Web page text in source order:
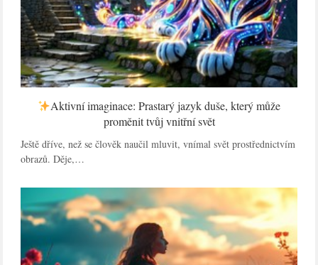
Aktivní imaginace: Prastarý jazyk duše, který může
proměnit tvůj vnitřní svět
Ještě dříve, než se člověk naučil mluvit, vnímal svět prostřednictvím
obrazů. Děje,…